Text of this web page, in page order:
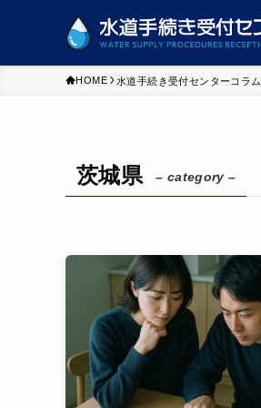
HOME 水道手続き受付センターコラム
茨城県 – category –